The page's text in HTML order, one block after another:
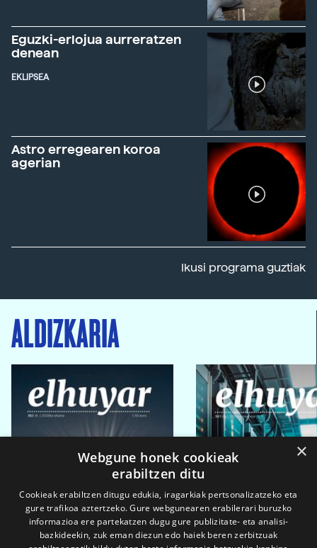
Eguzki-erlojua aurreratzen
denean
EKLIPSEA
Astro erregearen koroa
agerian
Ikusi programa guztiak
ALDIZKARIA
×
Webgune honek cookieak
erabiltzen ditu
Cookieak erabiltzen ditugu edukia, iragarkiak pertsonalizatzeko eta
gure trafikoa aztertzeko. Gure webgunearen erabilerari buruzko
informazioa ere partekatzen dugu gure publizitate- eta analisi-
bazkideekin, zuk eman diezun edo haiek beren zerbitzuak